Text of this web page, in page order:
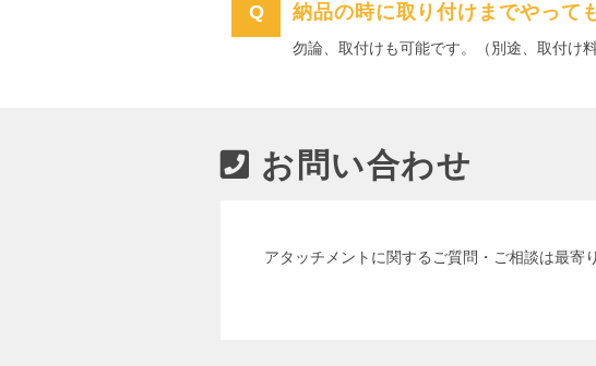
納品の時に取り付けまでやって
勿論、取付けも可能です。（別途、取付け
お問い合わせ
アタッチメントに関するご質問・ご相談は最寄